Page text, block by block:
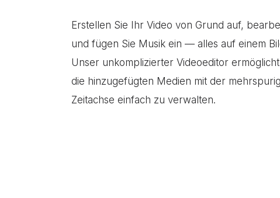
Erstellen Sie Ihr Video von Grund auf,
und fügen Sie Musik ein — alles auf einem
Unser unkomplizierter Videoeditor
die hinzugefügten Medien mit der
Zeitachse einfach zu verwalten.